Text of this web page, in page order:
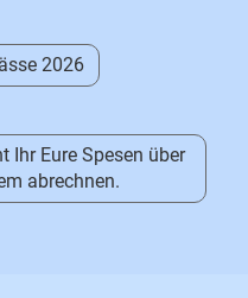
2026
Ihr Eure Spesen über
abrechnen.